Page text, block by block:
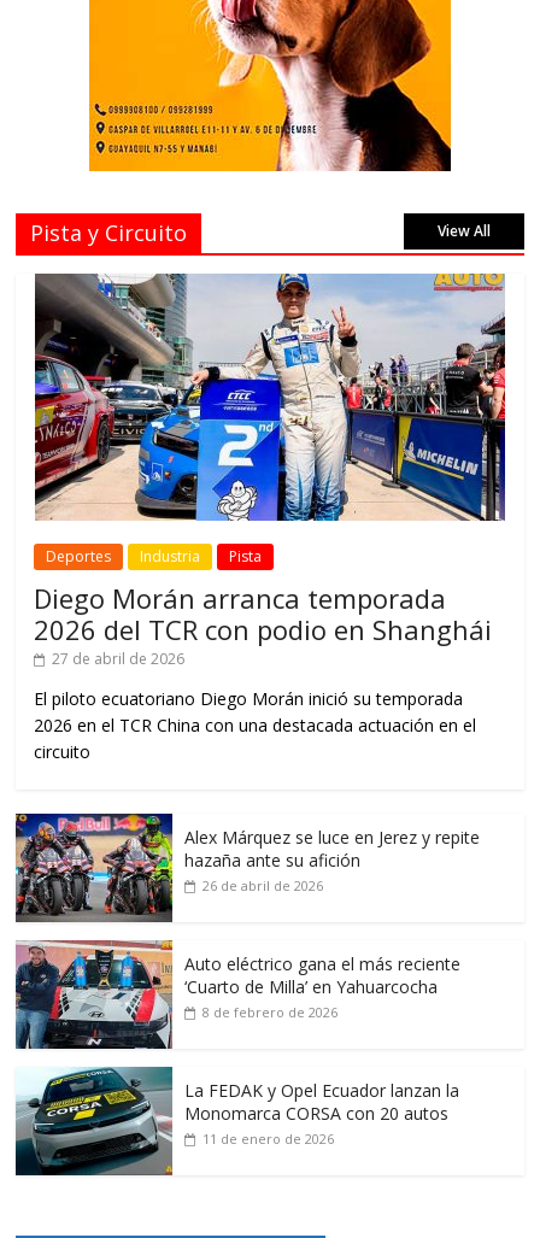
Pista y Circuito View All
Deportes Industria Pista
Diego Morán arranca temporada
2026 del TCR con podio en Shanghái
27 de abril de 2026
El piloto ecuatoriano Diego Morán inició su temporada
2026 en el TCR China con una destacada actuación en el
circuito
Alex Márquez se luce en Jerez y repite
hazaña ante su afición
26 de abril de 2026
Auto eléctrico gana el más reciente
‘Cuarto de Milla’ en Yahuarcocha
8 de febrero de 2026
La FEDAK y Opel Ecuador lanzan la
Monomarca CORSA con 20 autos
11 de enero de 2026